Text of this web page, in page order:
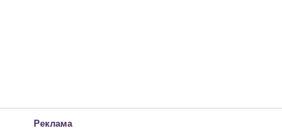
Реклама